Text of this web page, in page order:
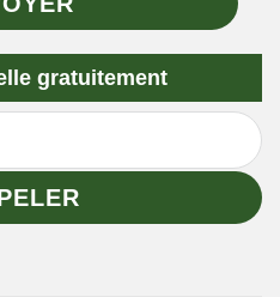
gratuitement